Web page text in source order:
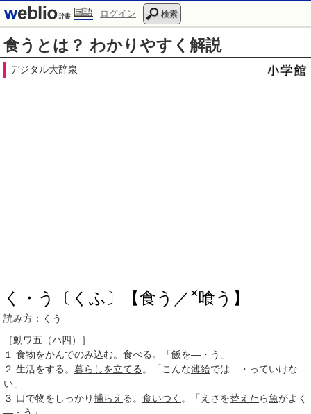
国語 ログイン 検索
食うとは？ わかりやすく解説
デジタル大辞泉
く・う〔くふ〕【食う／×喰う】
読み方：くう
［動ワ五（ハ四）］
１
食物をかんでのみ込む。 食べる。「飯を―・う」
２ 生活をする。 暮らしを立てる 。「こんな薄給では―・っていけな
い」
３ 口で物をしっかり捕らえ る。 食いつく 。「えさを替えた ら魚がよく